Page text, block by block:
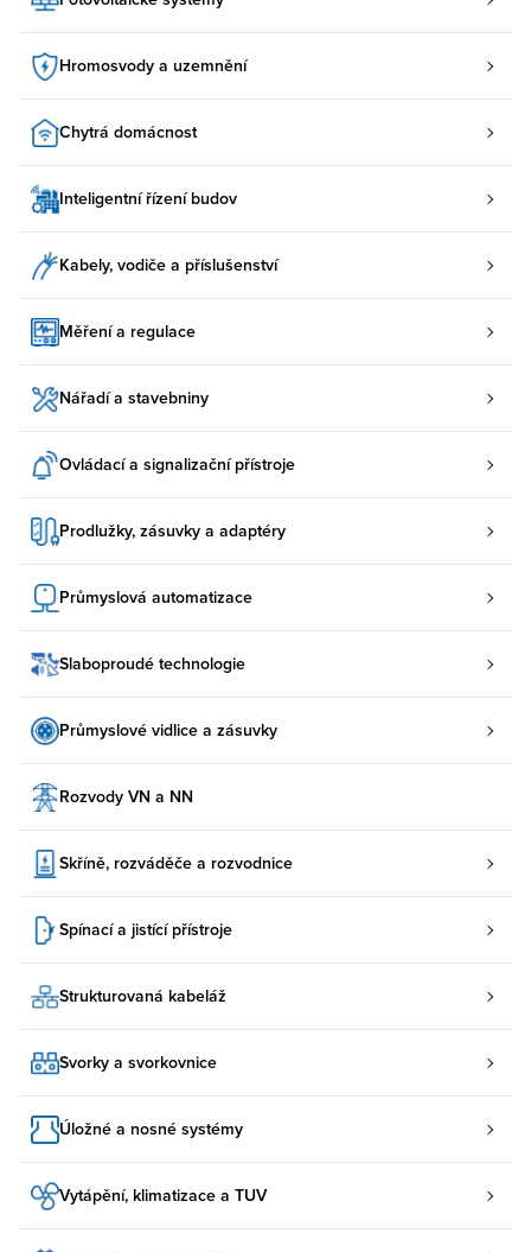
Hromosvody a uzemnění
Chytrá domácnost
Inteligentní řízení budov
Kabely, vodiče a příslušenství
Měření a regulace
Nářadí a stavebniny
Ovládací a signalizační přístroje
Prodlužky, zásuvky a adaptéry
Průmyslová automatizace
Slaboproudé technologie
Průmyslové vidlice a zásuvky
Rozvody VN a NN
Skříně, rozváděče a rozvodnice
Spínací a jistící přístroje
Strukturovaná kabeláž
Svorky a svorkovnice
Úložné a nosné systémy
Vytápění, klimatizace a TUV